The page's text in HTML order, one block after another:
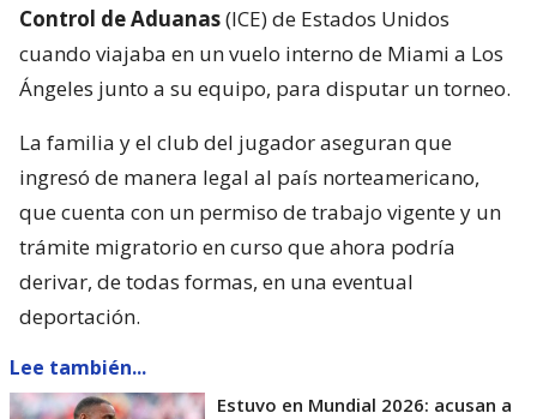
Control de Aduanas(ICE) de Estados Unidos
cuando viajaba en un vuelo interno de Miami a Los
Ángeles junto a su equipo, para disputar un torneo.
La familia y el club del jugador aseguran que
ingresó de manera legal al país norteamericano,
que cuenta con un permiso de trabajo vigente y un
trámite migratorio en curso que ahora podría
derivar, de todas formas, en una eventual
deportación.
Lee también...
Estuvo en Mundial 2026: acusan a